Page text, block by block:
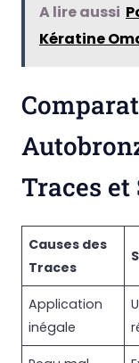
A lire aussi
Kératine
Traces
Causes des
Traces
Application
inégale